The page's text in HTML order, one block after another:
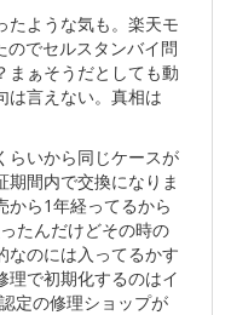
たような気も。楽天モ
でセルスタンバイ問
まぁそうだとしても動
は言えない。真相は
らいから同じケースが
間内で交換になりま
から1年経ってるから
たんだけどその時の
なのには入ってるかす
理で初期化するのはイ
定の修理ショップが